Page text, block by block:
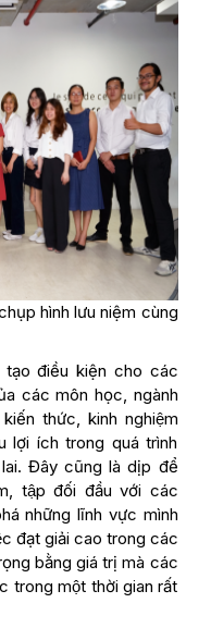
hình lưu niệm cùng
tạo điều kiện cho các
các môn học, ngành
thức, kinh nghiệm
lợi ích trong quá trình
Đây cũng là dịp để
tập đối đầu với các
những lĩnh vực mình
đạt giải cao trong các
bằng giá trị mà các
trong một thời gian rất